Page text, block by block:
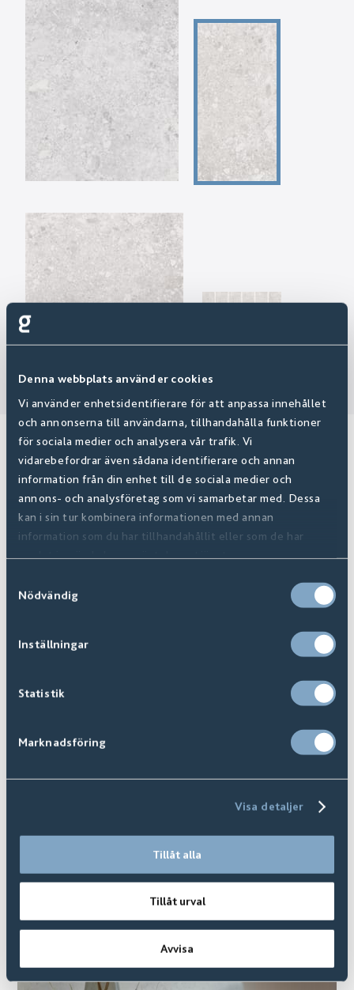
Denna webbplats använder cookies
Vi använder enhetsidentifierare för att anpassa innehållet
och annonserna till användarna, tillhandahålla funktioner
för sociala medier och analysera vår trafik. Vi
vidarebefordrar även sådana identifierare och annan
information från din enhet till de sociala medier och
annons- och analysföretag som vi samarbetar med. Dessa
kan i sin tur kombinera informationen med annan
information som du har tillhandahållit eller som de har
samlat in när du har använt deras tjänster.
Nödvändig
Inställningar
Statistik
Marknadsföring
Visa detaljer
Tillåt alla
Tillåt urval
Avvisa
Relaterade produkter
Koster